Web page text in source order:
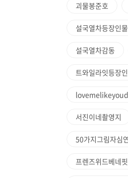
괴물봉준호
설국열차등장인물
설국열차감동
트와일라잇등장
서진이네촬영지
50가지그림자심
프렌즈위드베네